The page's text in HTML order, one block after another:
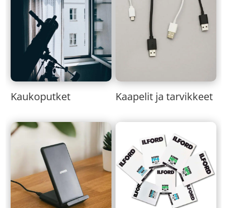
Kaukoputket Kaapelit ja tarvikkeet